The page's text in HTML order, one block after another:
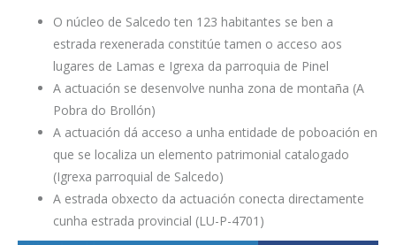
O núcleo de Salcedo ten 123 habitantes se ben a
estrada rexenerada constitúe tamen o acceso aos
lugares de Lamas e Igrexa da parroquia de Pinel
A actuación se desenvolve nunha zona de montaña (A
Pobra do Brollón)
A actuación dá acceso a unha entidade de poboación en
que se localiza un elemento patrimonial catalogado
(Igrexa parroquial de Salcedo)
A estrada obxecto da actuación conecta directamente
cunha estrada provincial (LU-P-4701)